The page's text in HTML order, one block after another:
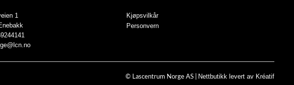
1
Kjøpsvilkår
Personvern
© Lascentrum Norge AS | Nettbutikk levert av Kréatif